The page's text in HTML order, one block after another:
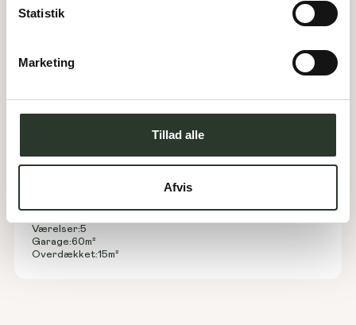
Statistik
Marketing
Tillad alle
Afvis
Værelser:5
Garage:60m²
Overdækket:15m²